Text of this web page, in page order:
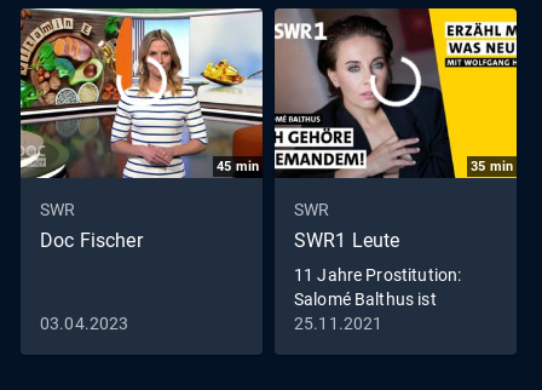
45 min
SWR
Doc Fischer
03.04.2023
35 min
SWR
SWR1 Leute
11 Jahre Prostitution:
Salomé Balthus ist
Sexarbeiterin aus
25.11.2021